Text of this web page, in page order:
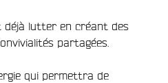
déjà lutter en créant des
partagées.
qui permettra de